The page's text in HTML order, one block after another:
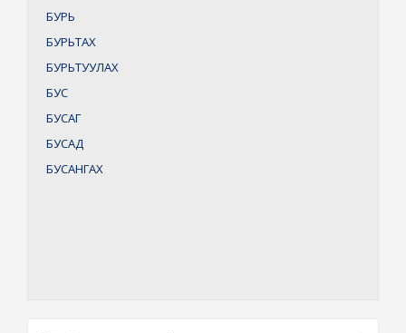
БУРЬ
БУРЬТАХ
БУРЬТУУЛАХ
БУС
БУСАГ
БУСАД
БУСАНГАХ